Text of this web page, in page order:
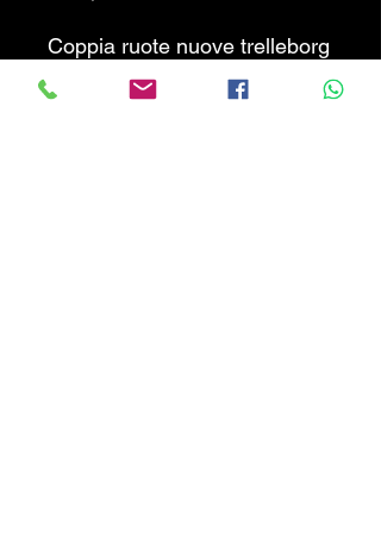
Coppia ruote nuove trelleborg
12.4 R32 complete di cerchio
a 8 fori per trattori FIAT -